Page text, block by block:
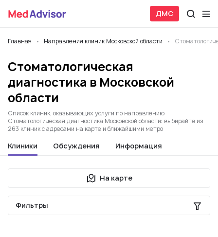
ДМС
Главная Направления клиник Московской области
Стоматологическая
диагностика в Московской
области
Список клиник, оказывающих услуги по направлению
Стоматологическая диагностика Московской области: выбирайте из
263 клиник с адресами на карте и ближайшими метро
Клиники Обсуждения Информация
На карте
Фильтры